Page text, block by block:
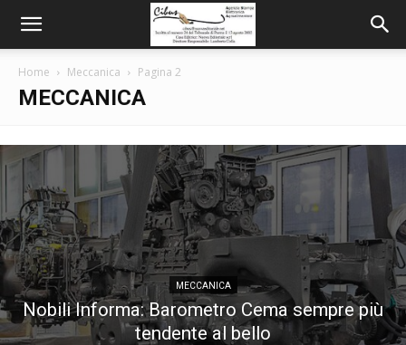
Home Meccanica Pagina 2
MECCANICA
MECCANICA
Nobili Informa: Barometro Cema sempre più
tendente al bello